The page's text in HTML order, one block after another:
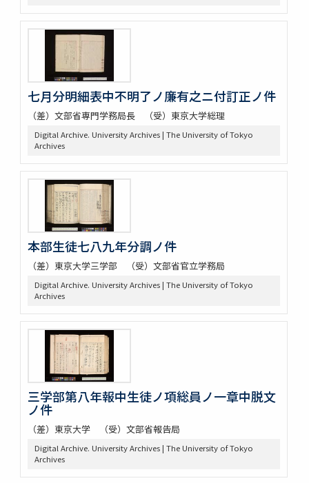
七月分明細表中不明了ノ廉有之ニ付訂正ノ件
（差）文部省専門学務局長 （受）東京大学総理
Digital Archive. University Archives | The University of Tokyo
Archives
本部生徒七八九年分調ノ件
（差）東京大学三学部 （受）文部省官立学務局
Digital Archive. University Archives | The University of Tokyo
Archives
三学部第八年報中生徒ノ項総員ノ一章中脱文
ノ件
（差）東京大学 （受）文部省報告局
Digital Archive. University Archives | The University of Tokyo
Archives